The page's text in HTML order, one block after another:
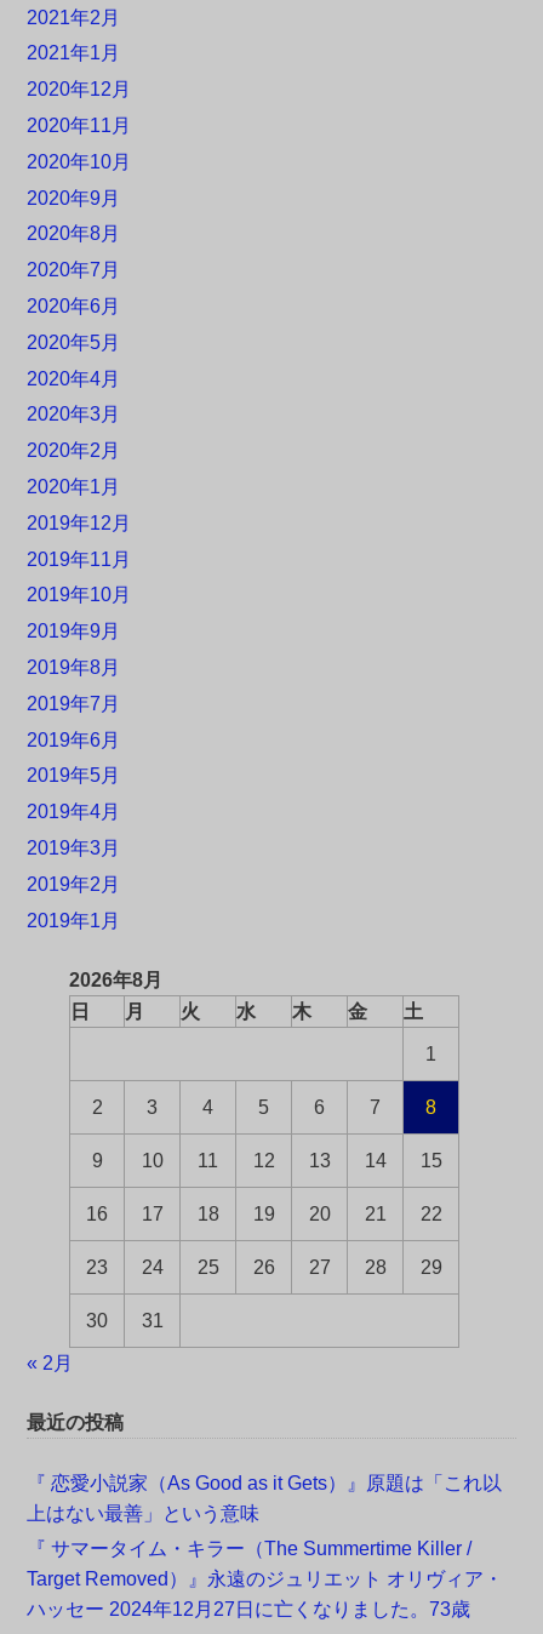
2021年2月
2021年1月
2020年12月
2020年11月
2020年10月
2020年9月
2020年8月
2020年7月
2020年6月
2020年5月
2020年4月
2020年3月
2020年2月
2020年1月
2019年12月
2019年11月
2019年10月
2019年9月
2019年8月
2019年7月
2019年6月
2019年5月
2019年4月
2019年3月
2019年2月
2019年1月
2026年8月
日
月 火 水 木 金 土
1
2 3 4 5 6 7 8
9 10 11 12 13 14 15
16 17 18 19 20 21 22
23 24 25 26 27 28 29
30 31
« 2月
最近の投稿
『 恋愛小説家（As Good as it Gets）』原題は「これ以
上はない最善」という意味
『 サマータイム・キラー（The Summertime Killer /
Target Removed）』永遠のジュリエット オリヴィア・
ハッセー 2024年12月27日に亡くなりました。73歳